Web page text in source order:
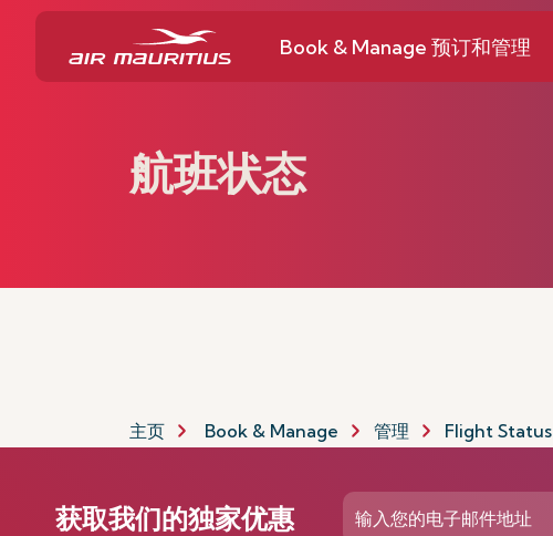
Book & Manage 预订和管理
航班状态
主页 Book & Manage 管理 Flight Status
获取我们的独家优惠